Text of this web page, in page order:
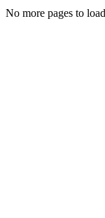
No more pages to